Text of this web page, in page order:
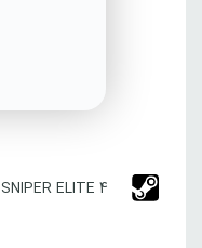
SNIPER ELITE 4